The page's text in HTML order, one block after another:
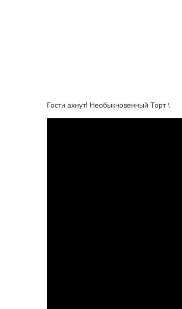
Гости ахнут! Необыкновенный Торт \